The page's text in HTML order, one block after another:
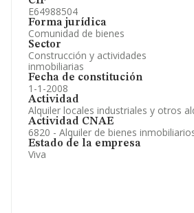
E64988504
Forma jurídica
Comunidad de bienes
Sector
Construcción y actividades
inmobiliarias
Fecha de constitución
1-1-2008
Actividad
Alquiler locales industriales y otros
Actividad CNAE
6820 - Alquiler de bienes
Estado de la empresa
Viva